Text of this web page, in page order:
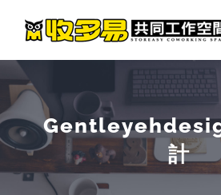
content
計